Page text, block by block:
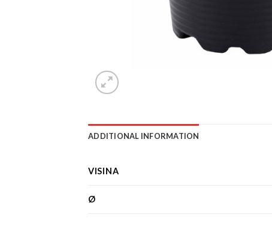
ADDITIONAL INFORMATION
VISINA
Ø